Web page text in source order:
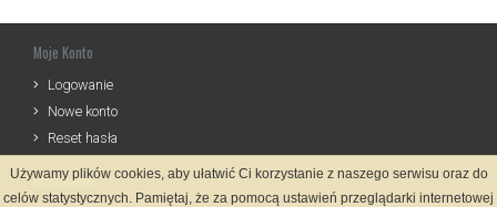
Moje Konto
Logowanie
Nowe konto
Reset hasła
Informacje
Używamy plików cookies, aby ułatwić Ci korzystanie z naszego serwisu oraz do
celów statystycznych. Pamiętaj, że za pomocą ustawień przeglądarki internetowej